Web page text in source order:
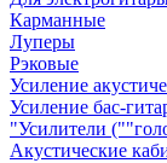
Карманные
Луперы
Рэковые
Усиление
Усиление бас-
"Усилители
Акустические